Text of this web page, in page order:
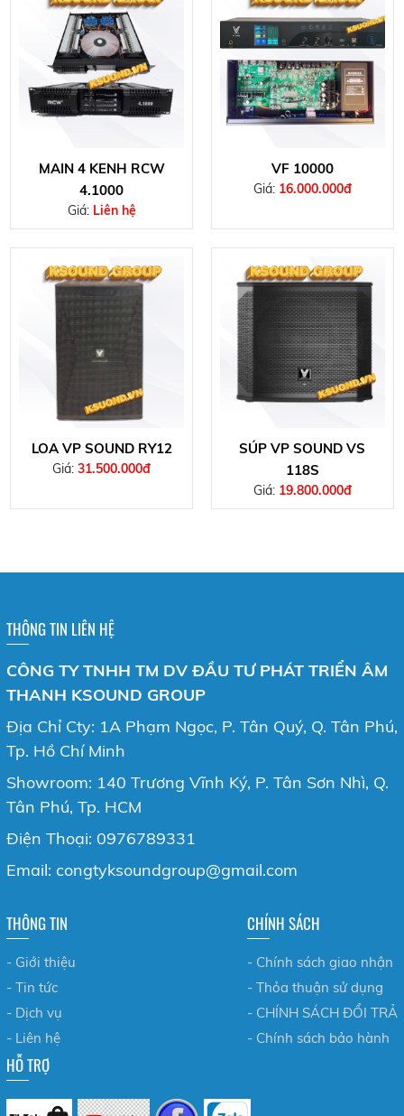
MAIN 4 KENH RCW
4.1000
Giá: Liên hệ
VF 10000
Giá: 16.000.000đ
LOA VP SOUND RY12
Giá:31.500.000đ
SÚP VP SOUND VS
118S
Giá: 19.800.000đ
THÔNG TIN LIÊN HỆ
CÔNG TY TNHH TM DV ĐẦU TƯ PHÁT TRIỂN ÂM
THANH KSOUND GROUP
Địa Chỉ Cty: 1A Phạm Ngọc, P. Tân Quý, Q. Tân Phú,
Tp. Hồ Chí Minh
Showroom: 140 Trương Vĩnh Ký, P. Tân Sơn Nhì, Q.
Tân Phú, Tp. HCM
Điện Thoại: 0976789331
Email: congtyksoundgroup@gmail.com
THÔNG TIN
- Giới thiệu
- Tin tức
- Dịch vụ
- Liên hệ
CHÍNH SÁCH
- Chính sách giao nhận
- Thỏa thuận sử dụng
- CHÍNH SÁCH ĐỔI TRẢ
- Chính sách bảo hành
HỖ TRỢ